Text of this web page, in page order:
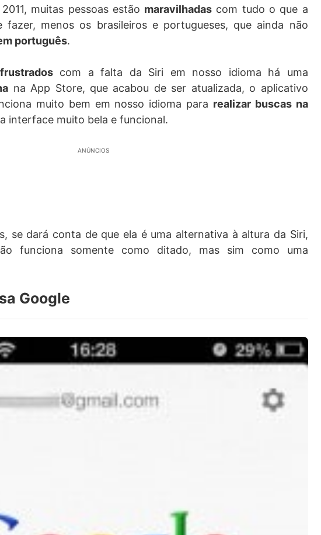
muitas pessoas estão maravilhadas com tudo o que a
fazer, menos os brasileiros e portugueses, que ainda não
português.
frustradoscom a falta da Siri em nosso idioma há uma
na App Store, que acabou de ser atualizada, o aplicativo
muito bem em nosso idioma para realizar buscas na
interface muito bela e funcional.
ANÚNCIOS
se dará conta de que ela é uma alternativa à altura da Siri,
funciona somente como ditado, mas sim como uma
Google